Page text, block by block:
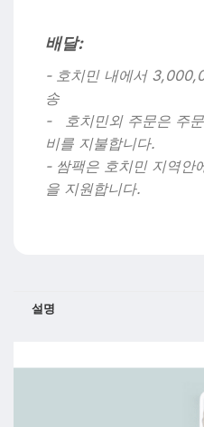
배달:
- 호치민 내에서
송
- 호치민외 주문은 주
비를 지불합니다.
- 쌈팩은 호치민 지역안
을 지원합니다.
설명